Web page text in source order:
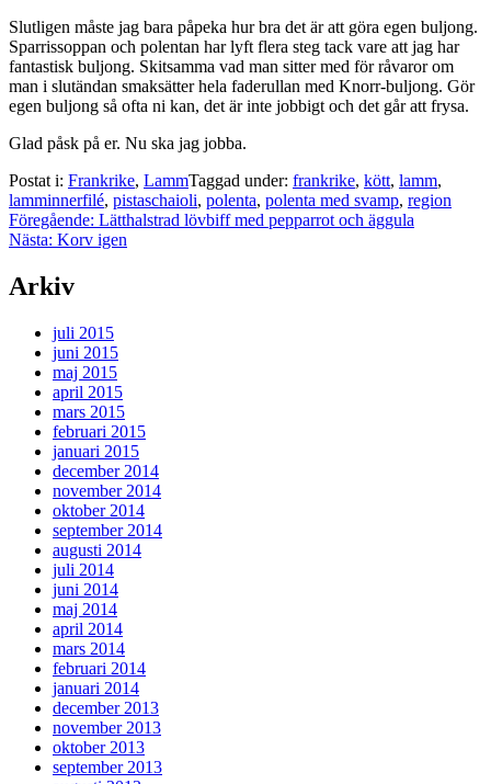
Slutligen måste jag bara påpeka hur bra det är att göra egen buljong.
Sparrissoppan och polentan har lyft flera steg tack vare att jag har
fantastisk buljong. Skitsamma vad man sitter med för råvaror om
man i slutändan smaksätter hela faderullan med Knorr-buljong. Gör
egen buljong så ofta ni kan, det är inte jobbigt och det går att frysa.
Glad påsk på er. Nu ska jag jobba.
Postat i: Frankrike, LammTaggad under: frankrike, kött, lamm,
lamminnerfilé, pistaschaioli, polenta, polenta med svamp, region
Inläggsnavigering
Föregående: Lätthalstrad lövbiff med pepparrot och äggula
Nästa: Korv igen
Arkiv
juli 2015
juni 2015
maj 2015
april 2015
mars 2015
februari 2015
januari 2015
december 2014
november 2014
oktober 2014
september 2014
augusti 2014
juli 2014
juni 2014
maj 2014
april 2014
mars 2014
februari 2014
januari 2014
december 2013
november 2013
oktober 2013
september 2013